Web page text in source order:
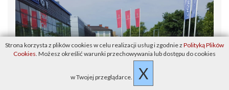
Strona korzysta z plików cookies w celu realizacji usług i zgodnie z Polityką Plików
Cookies. Możesz określić warunki przechowywania lub dostępu do cookies
w Twojej przeglądarce. X